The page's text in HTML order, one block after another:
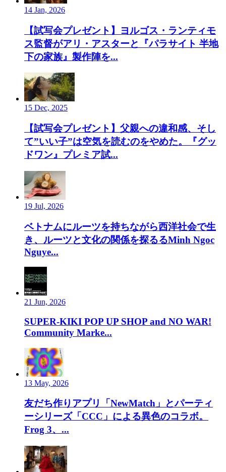
14 Jan, 2026
【試写会プレゼント】ヨルゴス・ランティモ
ス監督がアリ・アスターと『パラサイト 半地
下の家族』製作陣を...
15 Dec, 2025
【試写会プレゼント】父親への違和感、そし
て”いい子”は空気を読むのをやめた。『グッ
ドワン』プレミア試...
19 Jul, 2026
ベトナムにルーツを持ちながら西洋社会で生
き、ルーツと文化の関係を探るるMinh Ngoc
Nguye...
21 Jun, 2026
SUPER-KIKI POP UP SHOP and NO WAR!
Community Marke...
13 May, 2026
友だち作りアプリ「NewMatch」とパーティ
ーシリーズ「CCC」による異色のコラボ。
Frog 3、...